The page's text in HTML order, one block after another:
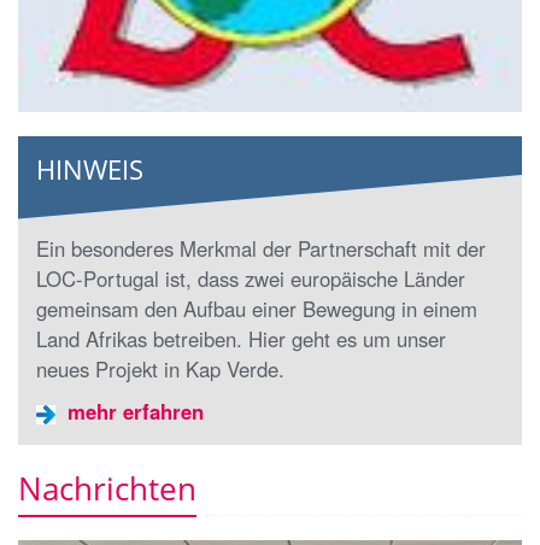
HINWEIS
Ein besonderes Merkmal der Partnerschaft mit der
LOC-Portugal ist, dass zwei europäische Länder
gemeinsam den Aufbau einer Bewegung in einem
Land Afrikas betreiben. Hier geht es um unser
neues Projekt in Kap Verde.
mehr erfahren
Nachrichten